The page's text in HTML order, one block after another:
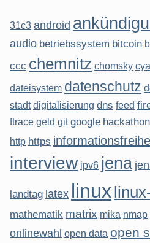
31c3 android
audio betriebssystem bitcoin
ccc chemnitz chomsky
dateisystem datenschutz
stadt digitalisierung dns feed
ftrace geld git google hackathon
http https
interview ipv6 jena
landtag latex linux
mathematik matrix mika nmap
onlinewahl open data open